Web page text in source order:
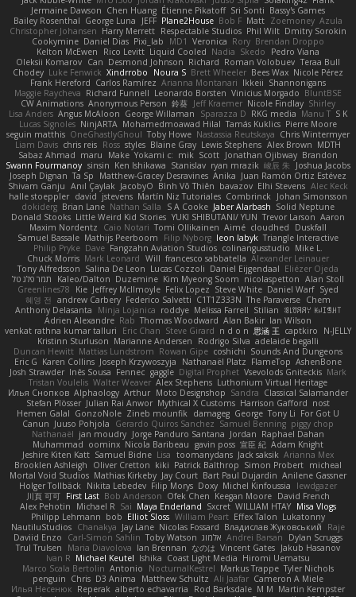
Jermaine Dawson Chen Huang Étienne Pikatoff Sri Sonti Bassy's Games
Bailey Rosenthal George Luna JEFF Plane2House Bob F Matt Zoemoney Azula
Christopher Johansen Harry Merrett Respectable Studios Phil Wilt Dmitry Sorokin
Cookymine Daniel Dias Pixi_lab MD1 Veronica Rory Brendan Droppo
Kelton McEwen
Rico Levitt Liquid Cooled Nadia Skedo
Pedro Viana
Oleksii Komarov Can Desmond Johnson Richard Roman Volobuev Teraa Bull
Chodey Luke Fenwick Xindrrobo Noura S Brett Wheeler Bees Wax Nicole Pérez
Frank Hereford Carlos Ramírez Arianna Montanari Ikkeii Shannonigans
Maggie Raycheva Richard Funnell Leonardo Borsten Vinicius Morgado BluntBSE
CW Animations Anonymous Person 鈴葵 Jeff Kraemer Nicole Findlay Shirley
Lisa Anders Angus McAloon George Willaman Sparazza D RKG media Manu T S K
Lucas Signoles NinjARTA Mohamedmoawad Hilal Tamás Kuklics Pierre Moore
seguin matthis OneGhastlyGhoul Toby Howe Nastassia Reutskaya Chris Wintermyer
Liam Davis chris reis Ross styles Blaine Gray Lewis Stephens Alex Brown MDTH
Sabaz Ahmad maru Make Yokami c: mik Scott Jonathan Ojibway Brandon
Swann Fourmanoy sinsin Ken Ishikawa Stanislav ryan mrazik 峻辰 朱
Joshua Jacobs
Joseph Dignan Ta Sp Matthew-Gracey Desravines Anika Juan Ramón Ortiz Estévez
Shivam Ganju Anıl Çaylak JacobyO Bình Võ Thiên bavazov Elhi Stevens Alec Keck
halle stoeppler david jstevens Martín Niz Tutoriales Combrinck Johan Simonsson
dokiderg Brian Lane Nathan Salla S A Cooke Jaber Alarbash Solid Neptune
Donald Stooks Little Weird Kid Stories YUKI SHIBUTANI/ YUN Trevor Larson Aaron
Maxim Nordentz
Caio Notari Tomi Ollikainen Aimé cloudhed
Duskfall
Samuel Bassale Mathijs Peerboom Filip Nyborg leon labyk Triangle Interactive
Philip Pryke Dave Fangzahn Aviation Studios colinangusstudio Mike L.
Chuck Morris Mark Leonard Will francesco sabbatella Alexander Leinauer
Tony Alfredsson Salina De Leon Lucas Cozzoli Daniel Eijgendaal Eliézer Ojeda
תמר פלג טל
Kaleo/Dalton Duzemine Kim Myeong Soom nicolaspetton Alan Stoll
Greenlines78
Kie Jeffrey McIlmoyle Felix Lopez Steve White Daniel Warf Syed
혜영 전 andrew Carbery Federico Salvetti C1T1Z333N The Paraverse Chem
Anthony Delasanta
Minja Lojanica roddye Melissa Farrell Stilian ꌃ꒒ꀎꋪꋪꌩ ꀘꈤꀤꁅꃅ꓄
Adrien Alexandre Rab Thomas Woodward Alan Bakir Ian Wilson
venkat rathna kumar talluri
Eric Chan Steve Girard n d o n 思涵 王 captkiro
N-JELLY
Kristinn Sturluson Marianne Andersen Rodrigo Silva adelaide begalli
Duncan Hewitt Mattias Lundstrom Rowan Gipe coshichi Sounds And Dungeons
Eric G Karen Collins Joseph Krzywoszyja Nathanaël Platz FlameTop AshenBone
Josh Strawder Inês Sousa Fennec gaggle Digital Prophet Vsevolods Gniteckis Mark
Tristan Voulelis Walter Weaver Alex Stephens Luthonium Virtual Heritage
Илья Снопков Alphaology Arthur Moto Designshop Sandra Classical Salamander
Stefan Plösser Julian Rai Anwor Mythical X Customs Harrison Gafford nost
Hemen Galal GonzoNole Zineb mounfik damageg George Tony Li For Got U
Canun Juuso Pohjola Gerardo Quiros Sanchez Samuel Benning piggy chop
Nathanaël jan moudry Jorge Panduro Santana Jordan Raphael Dahan
Muhammad oominx Nicola Baribeau gavin poss 宣臣 紀 Adam Knight
Jeshire Kiten Katt Samuel Bidne Lisa toomanydans Jack saksik Arianna Mex
Brooklen Ashleigh
Oliver Cretton kiki Patrick Balthrop Simon Probert micheal
Mortal Void Studios Mathias Kirkeby Jay Court Bart Paul Dujardin Anilene Gassner
Holger Tollbäck Nikita Lebedev Filip Morys Doxy Michel Kinfoussia
lewdgazer
川頁 可可 First Last Bob Anderson Ofek Chen Keegan Moore David French
Alex Pehotin
Michael R Sai Maya Enderland Sxcret WILLIAM HTAY Misa Vlogs
Philipp Lehmann bob Elliot Sloss William Peart Effex Talon Lukatonny
NautiluStudios Chanakya Jay Lane Nicolas Fossard Владислав Жуковський
Raje
Daviid Enzo
Carl-Simon Sahlin Toby Watson אלמוג Andrei Barsan
Dylan Scruggs
Trul Trulsen
Maria Diavolova Ian Brennan なのは Vincent Gates Jakub Hasanov
Ivan R Michael Keutel Ishika Coast Light Media Hiromi Uematsu
Marco Scala Bertolin Antonio NocturnalKestrel Markus Trappe Tyler Nichols
penguin Chris D3 Anima Matthew Schultz Ali Jaafar Cameron A Miele
Илья Несенюк Reperak alberto echavarria Rod Barksdale M M Martin Kempster